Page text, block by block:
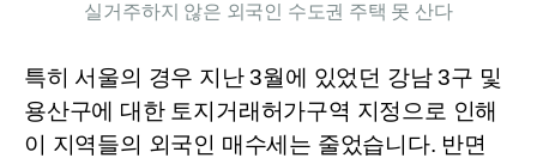
실거주하지 않은 외국인 수도권 주택 못 산다
특히 서울의 경우 지난 3월에 있었던 강남 3구 및
용산구에 대한 토지거래허가구역 지정으로 인해
이 지역들의 외국인 매수세는 줄었습니다. 반면